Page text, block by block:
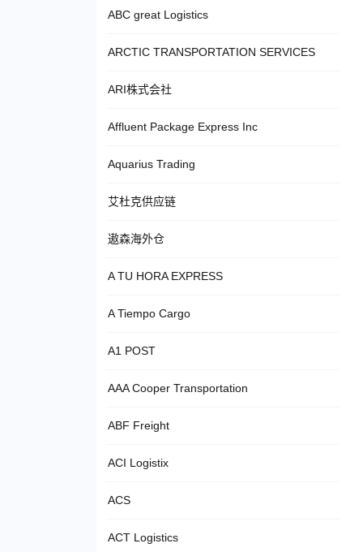
ABC great Logistics
ARCTIC TRANSPORTATION SERVICES
ARI株式会社
Affluent Package Express Inc
Aquarius Trading
艾杜克供应链
遨森海外仓
A TU HORA EXPRESS
A Tiempo Cargo
A1 POST
AAA Cooper Transportation
ABF Freight
ACI Logistix
ACS
ACT Logistics